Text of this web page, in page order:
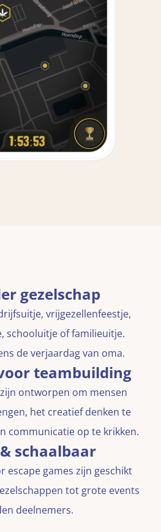
gezelschap
vrijgezellenfeestje,
schooluitje of familieuitje.
de verjaardag van oma.
teambuilding
ontworpen om mensen
het creatief denken te
communicatie op te krikken.
schaalbaar
escape games zijn geschikt
tot grote events
deelnemers.